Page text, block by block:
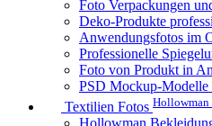
Foto Verpackungen
Deko-Produkte
Anwendungsfotos im
Professionelle
Foto von Produkt in
PSD Mockup-Modelle
Textilien Fotos Hollowman
Hollowman